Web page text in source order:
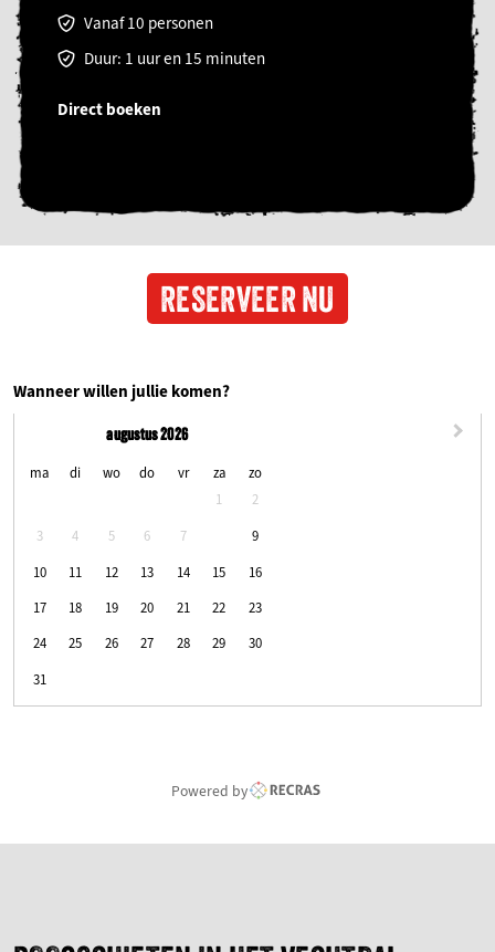
Vanaf 10 personen
Duur: 1 uur en 15 minuten
Direct boeken
RESERVEER NU
Wanneer willen jullie komen?
augustus 2026
maandag
ma dinsdag
di woensdag
wo donderdag
do vrijdag
vr zaterdag
za zondag
zo
1
2
3 4 5 6 7 9
10 11 12 13 14 15 16
17 18 19 20 21 22 23
24 25 26 27 28 29 30
31
Powered by